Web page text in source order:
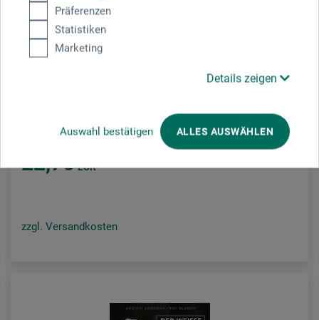
Präferenzen
Statistiken
Marketing
Details zeigen
Auswahl bestätigen ALLES AUSWÄHLEN
22,70 EUR
zzgl. Versandkosten